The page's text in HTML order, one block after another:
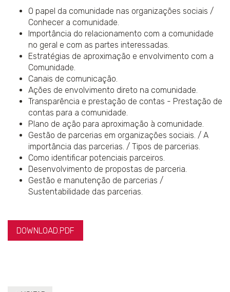
O papel da comunidade nas organizações sociais /
Conhecer a comunidade.
Importância do relacionamento com a comunidade
no geral e com as partes interessadas.
Estratégias de aproximação e envolvimento com a
Comunidade.
Canais de comunicação.
Ações de envolvimento direto na comunidade.
Transparência e prestação de contas - Prestação de
contas para a comunidade.
Plano de ação para aproximação à comunidade.
Gestão de parcerias em organizações sociais. / A
importância das parcerias. / Tipos de parcerias.
Como identificar potenciais parceiros.
Desenvolvimento de propostas de parceria.
Gestão e manutenção de parcerias /
Sustentabilidade das parcerias.
DOWNLOAD.PDF